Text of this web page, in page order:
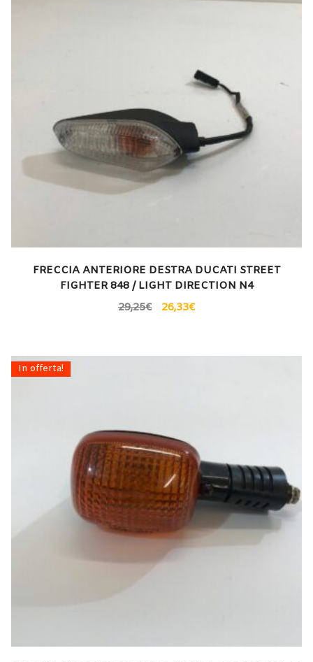
FRECCIA ANTERIORE DESTRA DUCATI STREET
FIGHTER 848 / LIGHT DIRECTION N4
29,25€ 26,33€
In offerta!